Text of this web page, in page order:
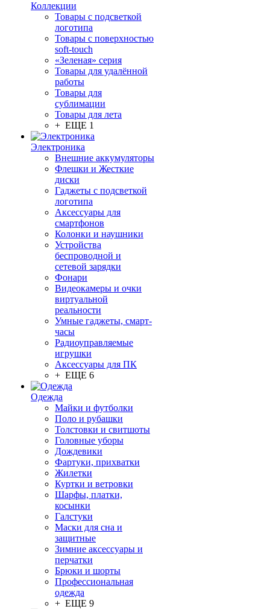
Коллекции
Товары с подсветкой
логотипа
Товары с поверхностью
soft-touch
«Зеленая» серия
Товары для удалённой
работы
Товары для
сублимации
Товары для лета
+ ЕЩЕ 1
Электроника
Внешние аккумуляторы
Флешки и Жесткие
диски
Гаджеты с подсветкой
логотипа
Аксессуары для
смартфонов
Колонки и наушники
Устройства
беспроводной и
сетевой зарядки
Фонари
Видеокамеры и очки
виртуальной
реальности
Умные гаджеты, смарт-
часы
Радиоуправляемые
игрушки
Аксессуары для ПК
+ ЕЩЕ 6
Одежда
Майки и футболки
Поло и рубашки
Толстовки и свитшоты
Головные уборы
Дождевики
Фартуки, прихватки
Жилетки
Куртки и ветровки
Шарфы, платки,
косынки
Галстуки
Маски для сна и
защитные
Зимние аксессуары и
перчатки
Брюки и шорты
Профессиональная
одежда
+ ЕЩЕ 9